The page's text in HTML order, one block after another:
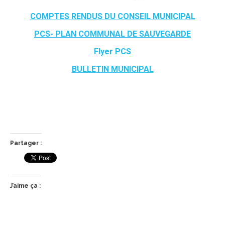
COMPTES RENDUS DU CONSEIL MUNICIPAL
PCS- PLAN COMMUNAL DE SAUVEGARDE
Flyer PCS
BULLETIN MUNICIPAL
Partager :
J’aime ça :